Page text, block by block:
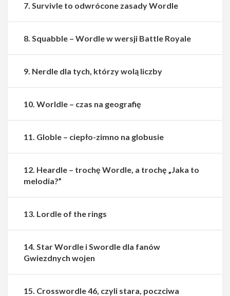
7. Survivle to odwrócone zasady Wordle
8. Squabble – Wordle w wersji Battle Royale
9. Nerdle dla tych, którzy wolą liczby
10. Worldle – czas na geografię
11. Globle – ciepło-zimno na globusie
12. Heardle – trochę Wordle, a trochę „Jaka to
melodia?”
13. Lordle of the rings
14. Star Wordle i Swordle dla fanów
Gwiezdnych wojen
15. Crosswordle 46, czyli stara, poczciwa